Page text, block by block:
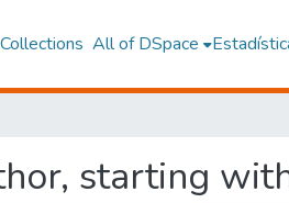
All of DSpace
starting